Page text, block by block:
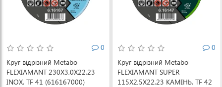
0
Круг відрізний Metabo
FLEXIAMANT 230X3,0X22,23
INOX, TF 41 (616167000)
0
Круг відрізний Metabo
FLEXIAMANT SUPER
115X2,5X22,23 КАМІНЬ, TF 42